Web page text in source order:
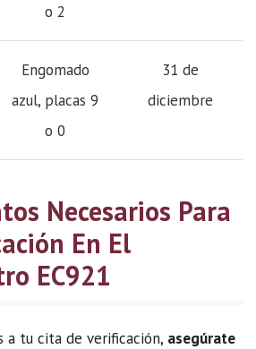
o 2
Engomado
azul, placas 9
o 0
31 de
diciembre
Necesarios Para
En El
EC921
a tu cita de verificación, asegúrate